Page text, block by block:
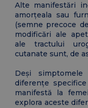
Alte manifestări
amorțeala sau
(semne precoce
modificări ale
ale tractului
cutanate sunt, de
Deși
diferențe
manifestă la
explora aceste